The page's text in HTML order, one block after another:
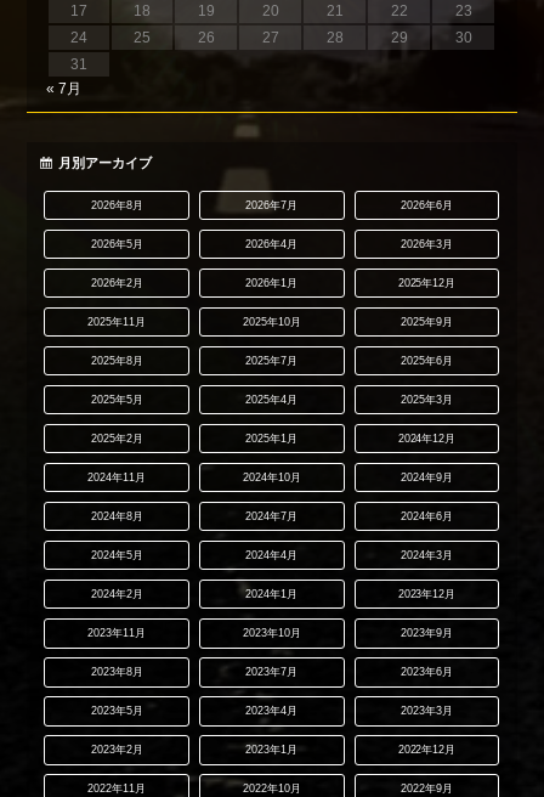
17
18 19 20 21 22
23
24
25 26 27 28 29
30
31
« 7月
月別アーカイブ
2026年8月 2026年7月 2026年6月
2026年5月 2026年4月 2026年3月
2026年2月 2026年1月 2025年12月
2025年11月 2025年10月 2025年9月
2025年8月 2025年7月 2025年6月
2025年5月 2025年4月 2025年3月
2025年2月 2025年1月 2024年12月
2024年11月 2024年10月 2024年9月
2024年8月 2024年7月 2024年6月
2024年5月 2024年4月 2024年3月
2024年2月 2024年1月 2023年12月
2023年11月 2023年10月 2023年9月
2023年8月 2023年7月 2023年6月
2023年5月 2023年4月 2023年3月
2023年2月 2023年1月 2022年12月
2022年11月 2022年10月 2022年9月